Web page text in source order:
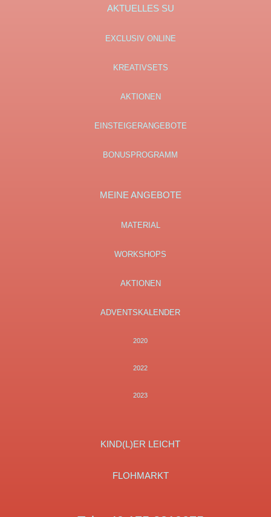
AKTUELLES SU
EXCLUSIV ONLINE
KREATIVSETS
AKTIONEN
EINSTEIGERANGEBOTE
BONUSPROGRAMM
MEINE ANGEBOTE
MATERIAL
WORKSHOPS
AKTIONEN
ADVENTSKALENDER
2020
2022
2023
KIND(L)ER LEICHT
FLOHMARKT